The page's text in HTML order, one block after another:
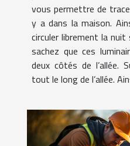
vous permettre de
y a dans la maison.
circuler librement la nuit
sachez que ces
deux côtés de l’allée.
tout le long de l’allée.